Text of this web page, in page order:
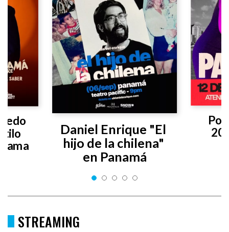
Daniel Enrique "El
hijo de la chilena"
en Panamá
STREAMING